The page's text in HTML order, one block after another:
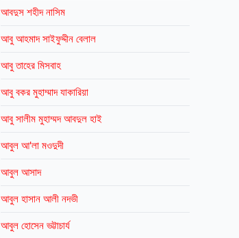
আবদুস শহীদ নাসিম
আবু আহমাদ সাইফুদ্দীন বেলাল
আবু তাহের মিসবাহ
আবু বকর মুহাম্মাদ যাকারিয়া
আবু সালীম মুহাম্মদ আবদুল হাই
আবুল আ'লা মওদুদী
আবুল আসাদ
আবুল হাসান আলী নদভী
আবুল হোসেন ভট্টাচার্য